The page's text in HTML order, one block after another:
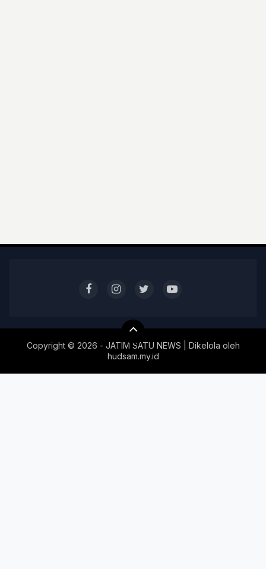
Copyright © 2026 - JATIM SATU NEWS | Dikelola oleh
hudsam.my.id